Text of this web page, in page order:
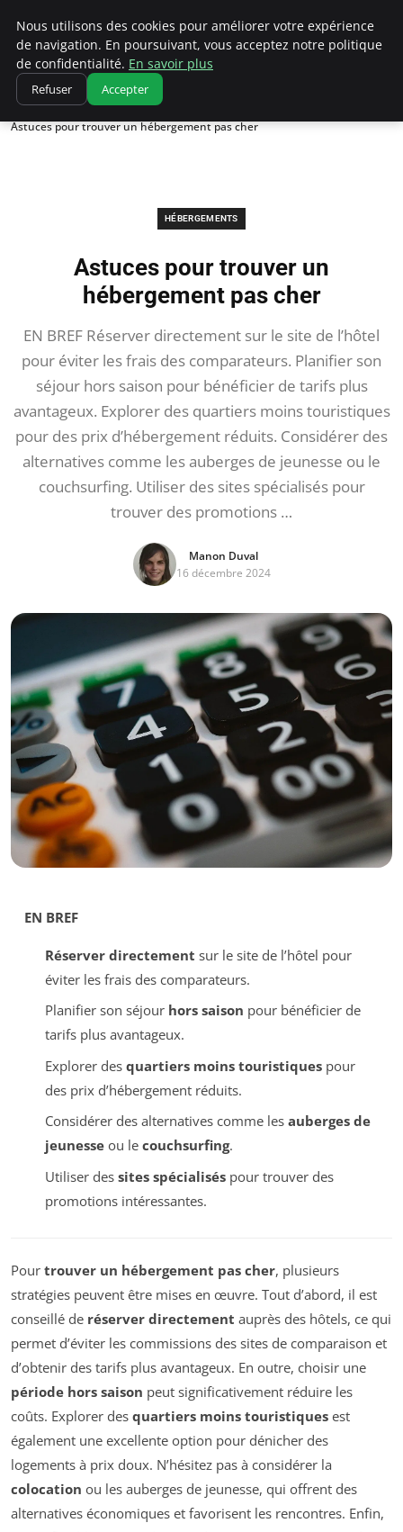
Correze Co
Accueil
Hébergements
Astuces pour trouver un hébergement pas cher
HÉBERGEMENTS
Astuces pour trouver un
hébergement pas cher
EN BREF Réserver directement sur le site de l’hôtel
pour éviter les frais des comparateurs. Planifier son
séjour hors saison pour bénéficier de tarifs plus
avantageux. Explorer des quartiers moins touristiques
pour des prix d’hébergement réduits. Considérer des
alternatives comme les auberges de jeunesse ou le
couchsurfing. Utiliser des sites spécialisés pour
trouver des promotions …
Manon Duval
16 décembre 2024
EN BREF
Réserver directement sur le site de l’hôtel pour
éviter les frais des comparateurs.
Planifier son séjour hors saison pour bénéficier de
tarifs plus avantageux.
Explorer des quartiers moins touristiquespour
des prix d’hébergement réduits.
Considérer des alternatives comme les auberges de
jeunesseou le couchsurfing.
Utiliser des sites spécialiséspour trouver des
promotions intéressantes.
Pour trouver un hébergement pas cher, plusieurs
stratégies peuvent être mises en œuvre. Tout d’abord, il est
conseillé de réserver directement auprès des hôtels, ce qui
permet d’éviter les commissions des sites de comparaison et
d’obtenir des tarifs plus avantageux. En outre, choisir une
période hors saison peut significativement réduire les
coûts. Explorer des quartiers moins touristiques est
également une excellente option pour dénicher des
logements à prix doux. N’hésitez pas à considérer la
colocation ou les auberges de jeunesse, qui offrent des
alternatives économiques et favorisent les rencontres. Enfin,
Nous utilisons des cookies pour améliorer votre expérience
de navigation. En poursuivant, vous acceptez notre politique
de confidentialité. En savoir plus
Refuser Accepter